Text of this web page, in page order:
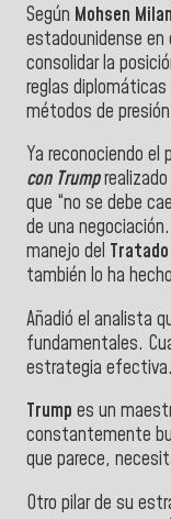
Según Mohsen
estadounidense en
consolidar la
reglas
métodos de
Ya reconociendo
con Trump
que “no se debe
de una
manejo del
también lo ha
Añadió el analista
fundamentales.
estrategia efectiva.
Trump es un
constantemente
que parece,
Otro pilar de su